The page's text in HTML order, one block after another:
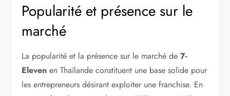
Popularité et présence sur le
marché
La popularité et la présence sur le marché de7-
Eleven en Thaïlande constituent une base solide pour
les entrepreneurs désirant exploiter une franchise. En